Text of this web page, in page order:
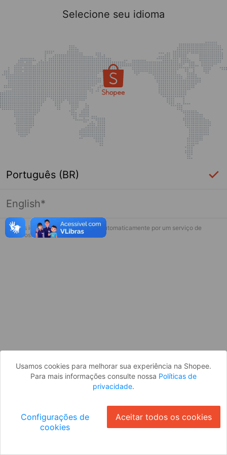
Página indisponível
Desculpe, algo deu errado. Faça login
Selecione seu idioma
Português (BR)
English*
* Esses idiomas serão traduzidos automaticamente por um serviço de
terceiros.
Usamos cookies para melhorar sua experiência na Shopee.
Para mais informações consulte nossa Políticas de
privacidade.
Configurações de
cookies
Aceitar todos os cookies